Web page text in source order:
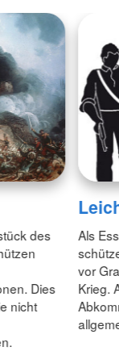
des
Dies
nicht
Als
vor
Krieg.